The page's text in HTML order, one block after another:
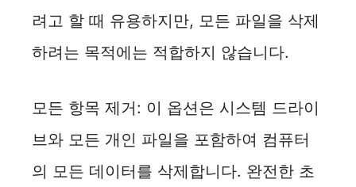
려고 할 때 유용하지만, 모든 파일을 삭제
하려는 목적에는 적합하지 않습니다.
모든 항목 제거: 이 옵션은 시스템 드라이
브와 모든 개인 파일을 포함하여 컴퓨터
의 모든 데이터를 삭제합니다. 완전한 초